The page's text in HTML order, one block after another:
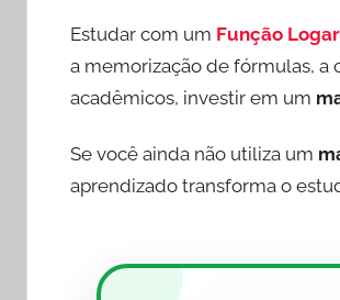
Estudar com um Função
a memorização de fórmulas, a
acadêmicos, investir em um
Se você ainda não utiliza um
aprendizado transforma o